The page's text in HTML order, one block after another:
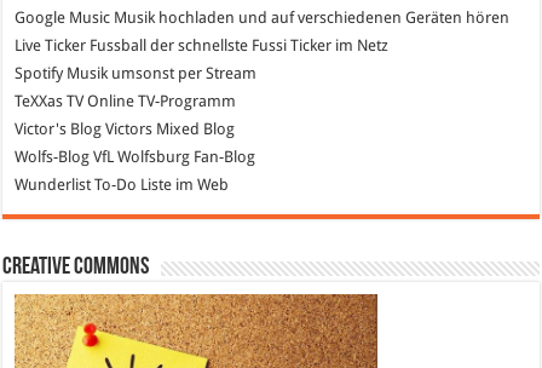
Google Music Musik hochladen und auf verschiedenen Geräten hören
Live Ticker Fussball der schnellste Fussi Ticker im Netz
SpotifyMusik umsonst per Stream
TeXXas TVOnline TV-Programm
Victor's Blog Victors Mixed Blog
Wolfs-Blog VfL Wolfsburg Fan-Blog
Wunderlist To-Do Liste im Web
Creative Commons